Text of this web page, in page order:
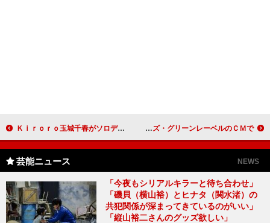
Ｋｉｒｏｒｏ玉城千春がソロデビュー きっかけは気持ち良さそうに歌う「絢香」 吉高由里子、話題になったドラマの名せりふを叫ぶ ユナイテッドアローズ・グリーンレーベルのＣＭで
芸能ニュース NEWS
「今夜もシリアルキラーと待ち合わせ」
「磯貝（横山裕）とヒナタ（関水渚）の
共犯関係が深まってきているのがいい」
「縦山裕二さんのグッズ欲しい」